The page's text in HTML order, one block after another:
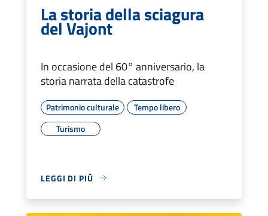
La storia della sciagura
del Vajont
In occasione del 60° anniversario, la
storia narrata della catastrofe
Patrimonio culturale
Tempo libero
Turismo
LEGGI DI PIÙ